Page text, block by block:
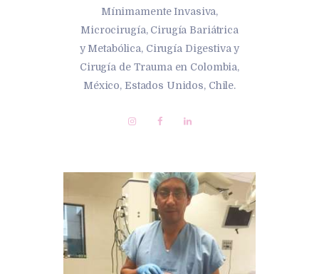
Mínimamente Invasiva,
Microcirugía, Cirugía Bariátrica
y Metabólica, Cirugía Digestiva y
Cirugía de Trauma en Colombia,
México, Estados Unidos, Chile.